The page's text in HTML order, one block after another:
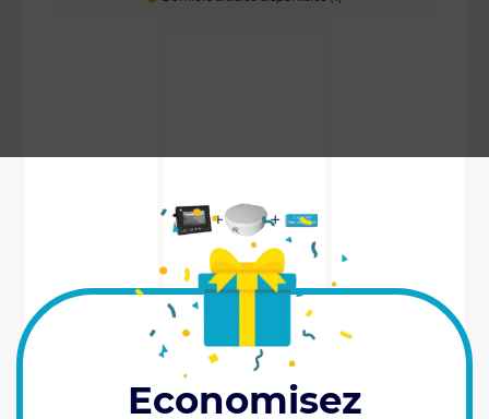
Economisez